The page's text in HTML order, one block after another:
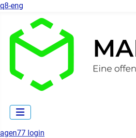
q8-eng
agen77 login